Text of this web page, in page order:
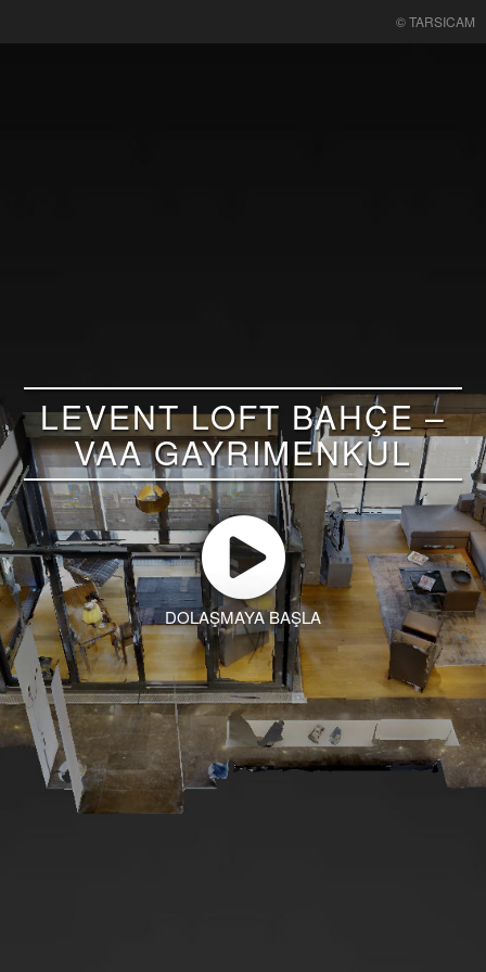
© TARSICAM
LEVENT LOFT BAHÇE –
VAA GAYRIMENKUL
DOLAŞMAYA BAŞLA